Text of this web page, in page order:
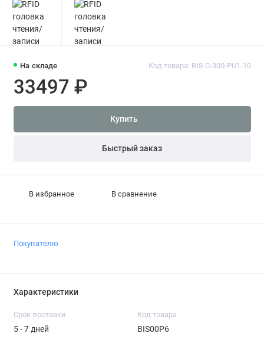
На складе Код товара: BIS C-300-PU1-10
33497 ₽
Купить
Быстрый заказ
В избранное В сравнение
Покупателю
Характеристики
Срок поставки
5 - 7 дней
Код товара
BIS00P6